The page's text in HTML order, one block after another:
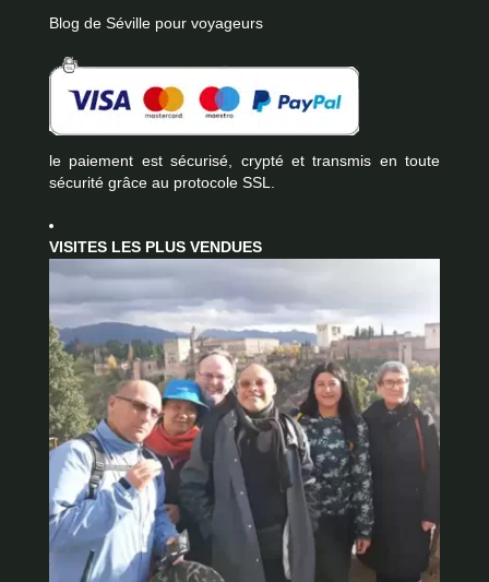
Blog de Séville pour voyageurs
le paiement est sécurisé, crypté et transmis en toute
sécurité grâce au protocole SSL.
VISITES LES PLUS VENDUES